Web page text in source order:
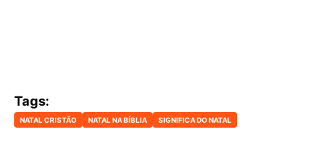
Tags:
NATAL CRISTÃO NATAL NA BÍBLIA SIGNIFICA DO NATAL